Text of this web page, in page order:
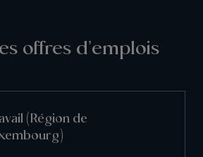
offres d'emplois
(Région de